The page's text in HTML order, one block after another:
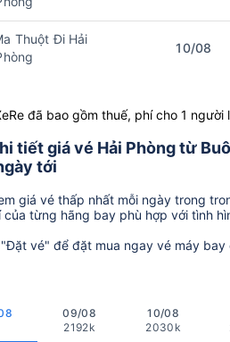
Thuột Đi Hải
10/08
đã bao gồm thuế, phí cho 1 người
tiết giá vé Hải Phòng từ
tới
giá vé thấp nhất mỗi ngày trong
của từng hãng bay phù hợp với tình
vé" để đặt mua ngay vé máy bay
09/08
2192k
10/08
2030k